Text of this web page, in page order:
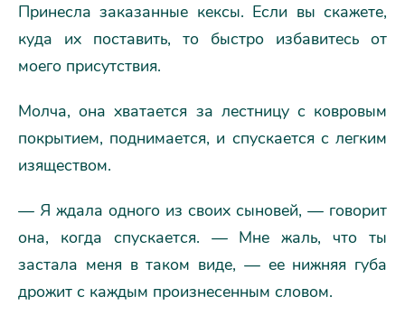
Принесла заказанные кексы. Если вы скажете,
куда их поставить, то быстро избавитесь от
моего присутствия.
Молча, она хватается за лестницу с ковровым
покрытием, поднимается, и спускается с легким
изяществом.
— Я ждала одного из своих сыновей, — говорит
она, когда спускается. — Мне жаль, что ты
застала меня в таком виде, — ее нижняя губа
дрожит с каждым произнесенным словом.